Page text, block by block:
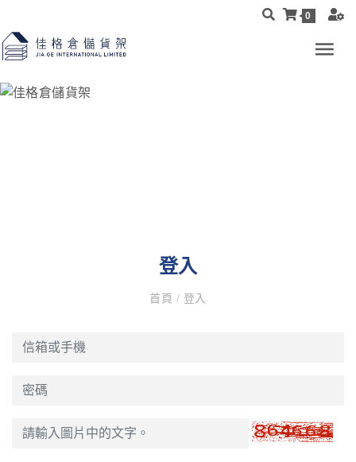
0
登入
首頁 / 登入